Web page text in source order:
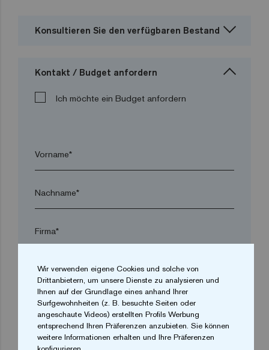
Konsultieren Sie den verfügbaren Bestand
Kontakt / Budget anfordern
Ich möchte ein Budget anfordern
Vorname*
Nachname*
Firma*
Ort*
Postleitzahl*
Wir verwenden eigene Cookies und solche von
Drittanbietern, um unsere Dienste zu analysieren und
Ihnen auf der Grundlage eines anhand Ihrer
Surfgewohnheiten (z. B. besuchte Seiten oder
angeschaute Videos) erstellten Profils Werbung
entsprechend Ihren Präferenzen anzubieten. Sie können
weitere Informationen erhalten und Ihre Präferenzen